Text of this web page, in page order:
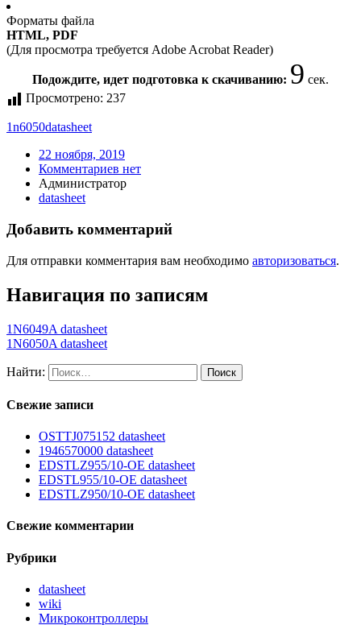
Форматы файла
HTML, PDF
(Для просмотра требуется Adobe Acrobat Reader)
Подождите, идет подготовка к скачиванию: 9 сек.
Просмотрено: 237
1n6050datasheet
22 ноября, 2019
Комментариев нет
Администратор
datasheet
Добавить комментарий
Для отправки комментария вам необходимо авторизоваться.
Навигация по записям
1N6049A datasheet
1N6050A datasheet
Найти:
Свежие записи
OSTTJ075152 datasheet
1946570000 datasheet
EDSTLZ955/10-OE datasheet
EDSTL955/10-OE datasheet
EDSTLZ950/10-OE datasheet
Свежие комментарии
Рубрики
datasheet
wiki
Микроконтроллеры